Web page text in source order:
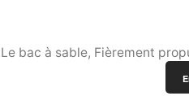
Le bac à sable, Fièrement